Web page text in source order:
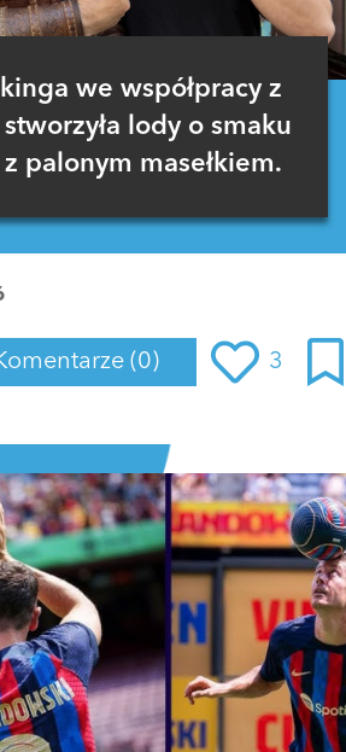
we współpracy z
lody o smaku
palonym masełkiem.
(0) 3